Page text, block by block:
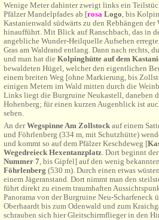
Wenige Meter dahinter zweigt links ein
Pfälzer Mandelpfades ab [rosa Logo, bis
Kastanienwald südwärts zu den Rebhängen
hinaufführt. Mit Blick auf Ranschbach, das in
angebliche Wunder-Heilquelle Aufsehen
Gras am Waldrand entlang. Dann nach rechts,
und man hat die Kolpinghütte auf dem
bewaldeten Hügel, welcher den eigentlichen
einem breiten Weg [ohne Markierung, bis
einigen Metern im Wald mitten durch die
Links liegt die Burgruine Neukastell, daneben
Hohenberg; für einen kurzen Augenblick ist
sehen.
An derWegspinne Am Zollstock auf einem
und Föhrlenberg (334 m, mit Schutzhütte)
und kommt so auf dem Pfälzer Keschdeweg [
Wegedreieck Hexentanzplatz. Dort beginnt
Nummer 7, bis Gipfel] auf den wenig
Föhrlenberg (530 m). Durch einen etwas
einem Jägeranstand. Dort nimmt man den
führt direkt zu einem traumhaften
Panorama von der Burgruine Neu-Scharfeneck
Oberhaardt bis zum Odenwald und zum
schrauben sich hier Gleitschirmflieger in den